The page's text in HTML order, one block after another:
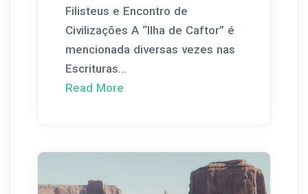
Filisteus e Encontro de
Civilizações A “Ilha de Caftor” é
mencionada diversas vezes nas
Escrituras...
Read More